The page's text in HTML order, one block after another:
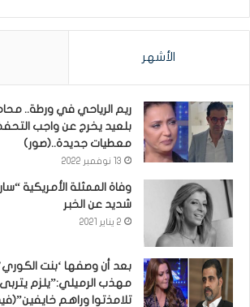
الأشهر
ريم الرياحي في ورطة..
بلعيد يخرج عن واجب
معطيات جديدة..(صور)
13 نوفمبر 2022
وفاة الممثلة الأمريكية
شديد عن الخبر
2 يناير 2021
بعد أن وصفها ‘بنت
مهذب الرميلي:”يلزم
تلامذتوا وراهم